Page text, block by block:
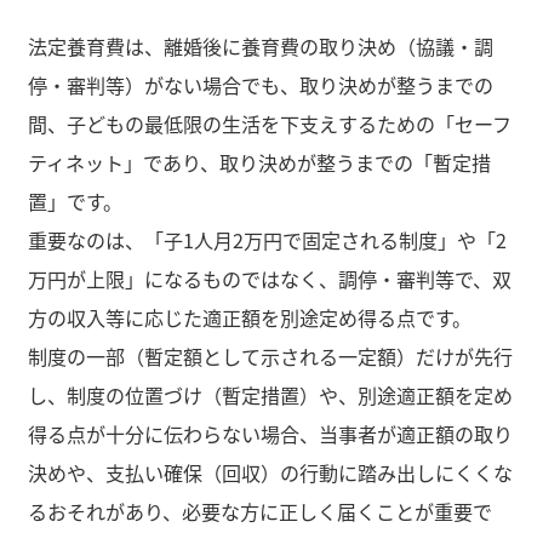
法定養育費は、離婚後に養育費の取り決め（協議・調
停・審判等）がない場合でも、取り決めが整うまでの
間、子どもの最低限の生活を下支えするための「セーフ
ティネット」であり、取り決めが整うまでの「暫定措
置」です。
重要なのは、「子1人月2万円で固定される制度」や「2
万円が上限」になるものではなく、調停・審判等で、双
方の収入等に応じた適正額を別途定め得る点です。
制度の一部（暫定額として示される一定額）だけが先行
し、制度の位置づけ（暫定措置）や、別途適正額を定め
得る点が十分に伝わらない場合、当事者が適正額の取り
決めや、支払い確保（回収）の行動に踏み出しにくくな
るおそれがあり、必要な方に正しく届くことが重要で